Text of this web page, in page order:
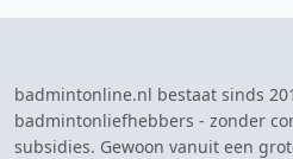
badmintonline.nl bestaat sinds
badmintonliefhebbers - zonder
subsidies. Gewoon vanuit een